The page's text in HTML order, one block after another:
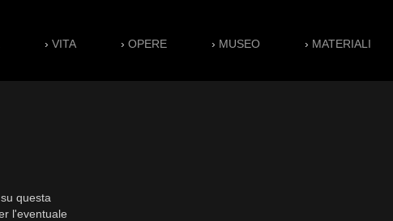
›VITA ›OPERE › MUSEO › MATERIALI
questa
l'eventuale